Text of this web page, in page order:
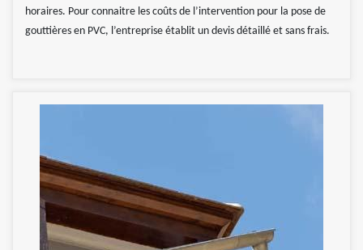
horaires. Pour connaitre les coûts de l’intervention pour la pose de
gouttières en PVC, l’entreprise établit un devis détaillé et sans frais.